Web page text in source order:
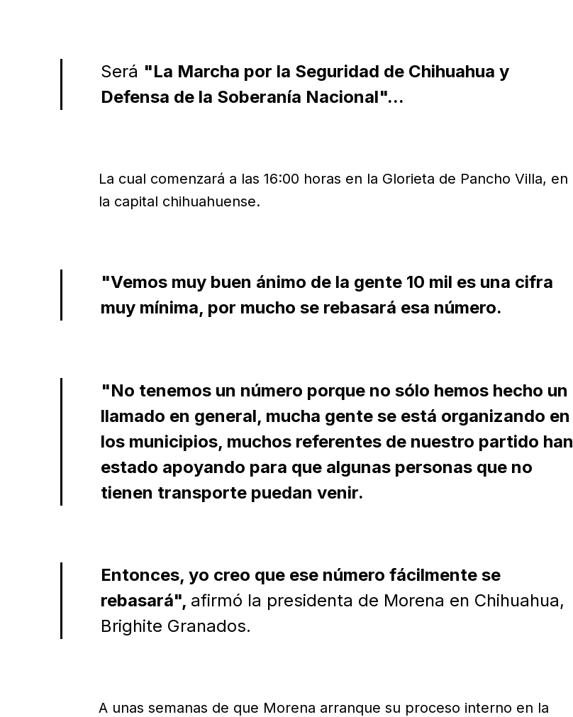
Será "La Marcha por la Seguridad de Chihuahua y
Defensa de la Soberanía Nacional"...
La cual comenzará a las 16:00 horas en la Glorieta de Pancho Villa, en
la capital chihuahuense.
"Vemos muy buen ánimo de la gente 10 mil es una cifra
muy mínima, por mucho se rebasará esa número.
"No tenemos un número porque no sólo hemos hecho un
llamado en general, mucha gente se está organizando en
los municipios, muchos referentes de nuestro partido han
estado apoyando para que algunas personas que no
tienen transporte puedan venir.
Entonces, yo creo que ese número fácilmente se
rebasará", afirmó la presidenta de Morena en Chihuahua,
Brighite Granados.
A unas semanas de que Morena arranque su proceso interno en la